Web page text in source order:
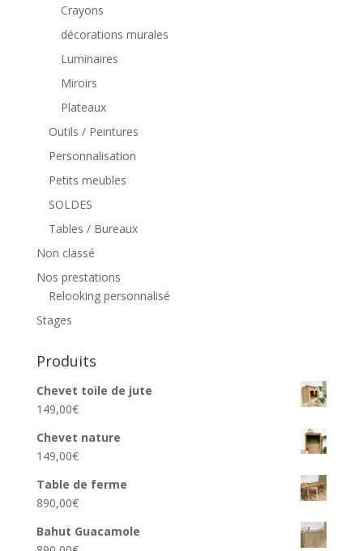
Crayons
décorations murales
Luminaires
Miroirs
Plateaux
Outils / Peintures
Personnalisation
Petits meubles
SOLDES
Tables / Bureaux
Non classé
Nos prestations
Relooking personnalisé
Stages
Produits
Chevet toile de jute
149,00€
Chevet nature
149,00€
Table de ferme
890,00€
Bahut Guacamole